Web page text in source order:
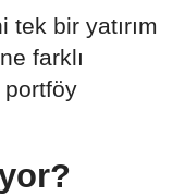
tek bir yatırım
farklı